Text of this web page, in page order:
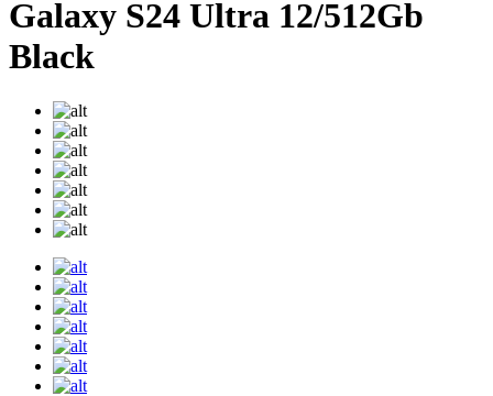
Galaxy S24 Ultra 12/512Gb
Black